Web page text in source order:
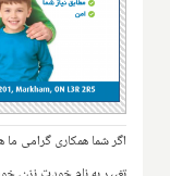
اگر شما همکاری گرامی